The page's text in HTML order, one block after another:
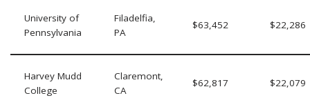
University of
Pennsylvania
Filadelfia,
PA
$63,452 $22,286
Harvey Mudd
College
Claremont,
CA
$62,817 $22,079